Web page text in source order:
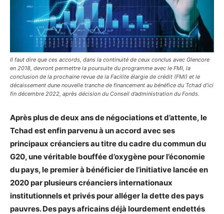
Il faut dire que ces accords, dans la continuité de ceux conclus avec Glencore
en 2018, devront permettre la poursuite du programme avec le FMI, la
conclusion de la prochaine revue de la Facilite élargie de crédit (FMI) et le
décaissement dune nouvelle tranche de financement au bénéfice du Tchad d’ici
fin décembre 2022, après décision du Conseil d’administration du Fonds.
Après plus de deux ans de négociations et d’attente, le
Tchad est enfin parvenu à un accord avec ses
principaux créanciers au titre du cadre du commun du
G20, une véritable bouffée d’oxygène pour l’économie
du pays, le premier à bénéficier de l’initiative lancée en
2020 par plusieurs créanciers internationaux
institutionnels et privés pour alléger la dette des pays
pauvres. Des pays africains déjà lourdement endettés